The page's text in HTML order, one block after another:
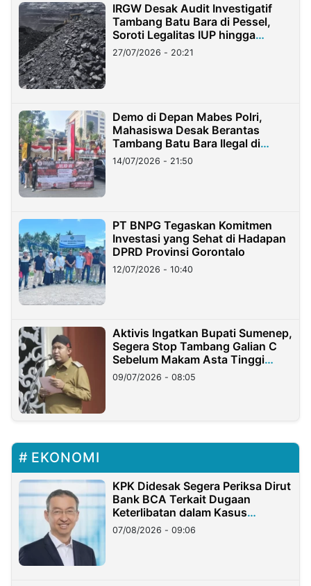
IRGW Desak Audit Investigatif
Tambang Batu Bara di Pessel,
Soroti Legalitas IUP hingga
Stockpile
27/07/2026 - 20:21
Demo di Depan Mabes Polri,
Mahasiswa Desak Berantas
Tambang Batu Bara Ilegal di
Lampung
14/07/2026 - 21:50
PT BNPG Tegaskan Komitmen
Investasi yang Sehat di Hadapan
DPRD Provinsi Gorontalo
12/07/2026 - 10:40
Aktivis Ingatkan Bupati Sumenep,
Segera Stop Tambang Galian C
Sebelum Makam Asta Tinggi
Longsor
09/07/2026 - 08:05
EKONOMI
KPK Didesak Segera Periksa Dirut
Bank BCA Terkait Dugaan
Keterlibatan dalam Kasus
Hilangnya Dana Nasabah Rp2,58
Miliar
07/08/2026 - 09:06